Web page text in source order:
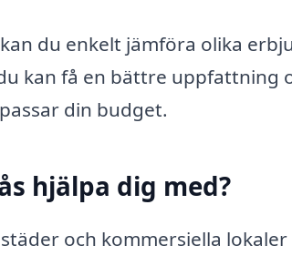
du enkelt jämföra olika
kan få en bättre uppfattning
din budget.
hjälpa dig med?
och kommersiella lokaler